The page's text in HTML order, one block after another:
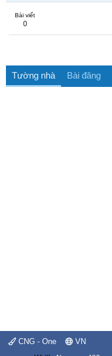
Bài viết
0
Tường nhà Bài đăng
CNG - One VN